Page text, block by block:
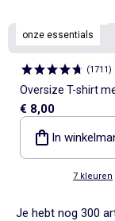
onze essentials
(1711)
Oversize T-shirt
hals
€ 8,00
In
7 kleuren
Je hebt nog 300